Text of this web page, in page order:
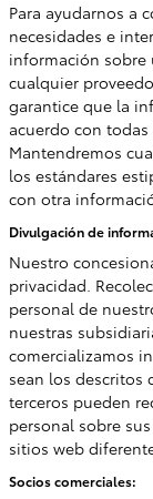
Para ayudarnos a
necesidades e
información sobre
cualquier
garantice que la
acuerdo con todas
Mantendremos
los estándares
con otra
Divulgación de
Nuestro
privacidad.
personal de
nuestras
comercializamos
sean los descritos
terceros pueden
personal sobre
sitios web
Socios comerciales: